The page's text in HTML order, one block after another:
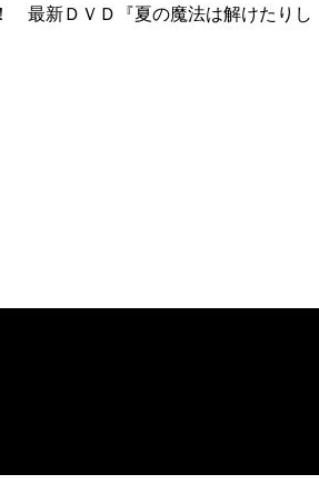
最新ＤＶＤ『夏の魔法は解けたりし